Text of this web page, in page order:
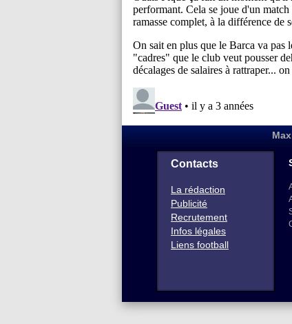
Contacts
La rédaction
Publicité
Recrutement
Infos légales
Liens football